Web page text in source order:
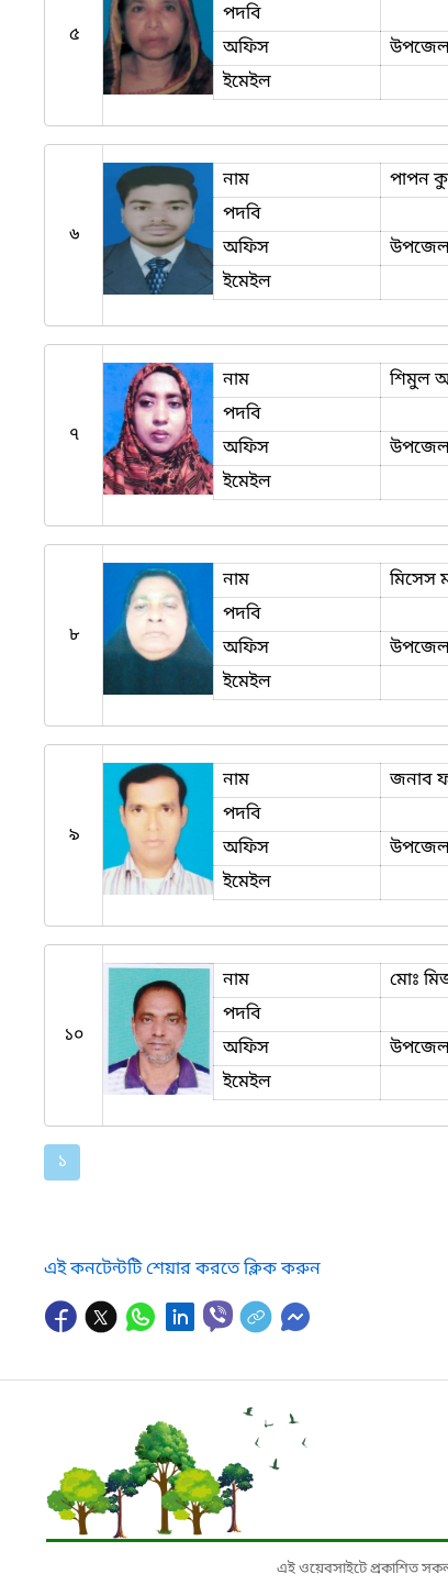
৫
পদবি
অফিস
ইমেইল
৬
নাম
পাপন
পদবি
অফিস
ইমেইল
৭
নাম
শিমুল
পদবি
অফিস
ইমেইল
৮
নাম
মিসেস
পদবি
অফিস
ইমেইল
৯
নাম
জনাব
পদবি
অফিস
ইমেইল
১০
নাম
মোঃ
পদবি
অফিস
ইমেইল
১
এই কনটেন্টটি শেয়ার করতে ক্লিক করুন
এই ওয়েবসাইটে প্রকাশিত সকল